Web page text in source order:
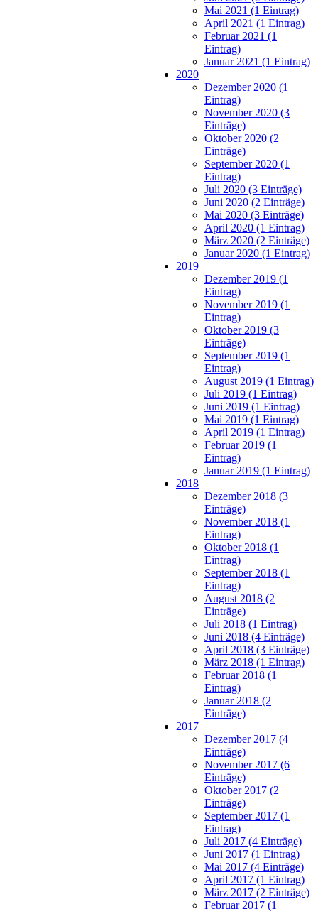
Mai 2021 (1 Eintrag)
April 2021 (1 Eintrag)
Februar 2021 (1
Eintrag)
Januar 2021 (1 Eintrag)
2020
Dezember 2020 (1
Eintrag)
November 2020 (3
Einträge)
Oktober 2020 (2
Einträge)
September 2020 (1
Eintrag)
Juli 2020 (3 Einträge)
Juni 2020 (2 Einträge)
Mai 2020 (3 Einträge)
April 2020 (1 Eintrag)
März 2020 (2 Einträge)
Januar 2020 (1 Eintrag)
2019
Dezember 2019 (1
Eintrag)
November 2019 (1
Eintrag)
Oktober 2019 (3
Einträge)
September 2019 (1
Eintrag)
August 2019 (1 Eintrag)
Juli 2019 (1 Eintrag)
Juni 2019 (1 Eintrag)
Mai 2019 (1 Eintrag)
April 2019 (1 Eintrag)
Februar 2019 (1
Eintrag)
Januar 2019 (1 Eintrag)
2018
Dezember 2018 (3
Einträge)
November 2018 (1
Eintrag)
Oktober 2018 (1
Eintrag)
September 2018 (1
Eintrag)
August 2018 (2
Einträge)
Juli 2018 (1 Eintrag)
Juni 2018 (4 Einträge)
April 2018 (3 Einträge)
März 2018 (1 Eintrag)
Februar 2018 (1
Eintrag)
Januar 2018 (2
Einträge)
2017
Dezember 2017 (4
Einträge)
November 2017 (6
Einträge)
Oktober 2017 (2
Einträge)
September 2017 (1
Eintrag)
Juli 2017 (4 Einträge)
Juni 2017 (1 Eintrag)
Mai 2017 (4 Einträge)
April 2017 (1 Eintrag)
März 2017 (2 Einträge)
Februar 2017 (1